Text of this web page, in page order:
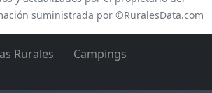
suministrada por ©RuralesData.com
Rurales
Campings